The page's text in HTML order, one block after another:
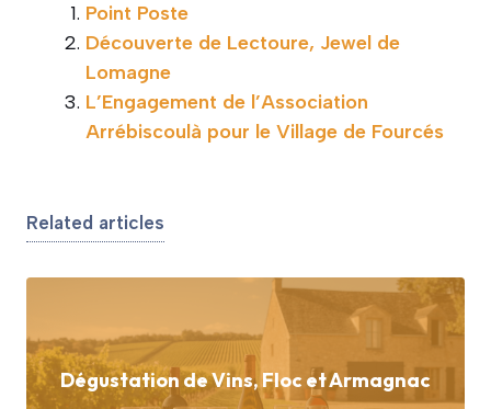
Point Poste
Découverte de Lectoure, Jewel de
Lomagne
L’Engagement de l’Association
Arrébiscoulà pour le Village de Fourcés
Related articles
Dégustation de Vins, Floc et Armagnac